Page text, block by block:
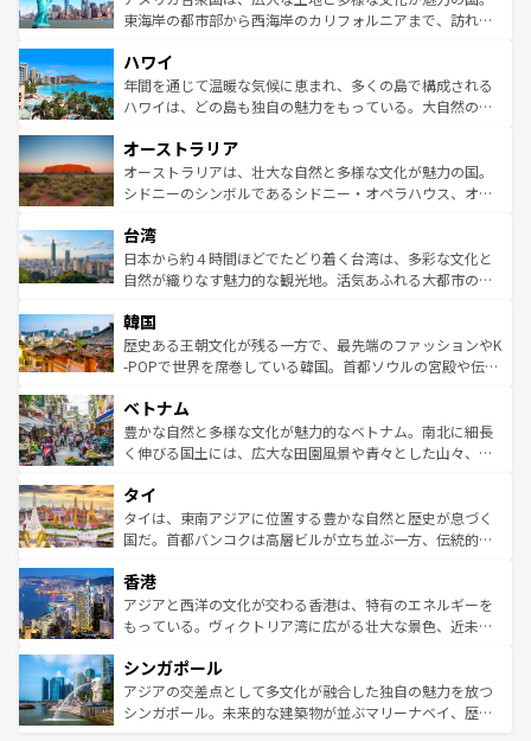
ことができる。国民の所得が高いため物価も高いが、旅行
ば市内交通費無料で観光を楽しむこともできる。 なお、新
着のスイス情報はコンテンツ一覧 を参照してほしい。
東海岸の都市部から西海岸のカリフォルニアまで、訪れる
のような巨大都市は、観光、ショッピング、エンターテイ
ンメントが詰まった刺激的なスポットだ。一方、アメリカ
西部には大自然が広がり、グランドキャニオンやイエロー
部のニューオーリンズでは、音楽と美食が融合した独特の
文化が魅力。旅行者はアメリカの各地域で異なる魅力を楽
しみながら、その多様性と豊かな歴史を感じることができ
ならではの贅沢な旅のスタイルだ。 なお、新着のアメリカ
情報はコンテンツ一覧を参照してほしい。
ハワイ
年間を通じて温暖な気候に恵まれ、多くの島で構成される
ハワイは、どの島も独自の魅力をもっている。大自然の神
ワイ島は見逃せない。また、定番の観光地といえばオアフ
島だが、静かな自然を求めるならマウイ島やカウアイ島が
おすすめ。エメラルドグリーンに輝く海をはじめ、豊かな
れるおもてなしの心で訪れる人々を迎えてくれるハワイの
人々、おいしいローカルフードやハワイアンミュージッ
ク、伝統的なフラダンスなど、すべてがハワイの魅力を彩
ワイを、存分に味わってほしい。 なお、新着のハワイ情報
はコンテンツ一覧を参照してほしい。
オーストラリア
オーストラリアは、壮大な自然と多様な文化が魅力の国。
シドニーのシンボルであるシドニー・オペラハウス、オー
リアリーフや大陸中央部にそびえるウルル（エアーズロッ
ク）、タスマニアの美しい原生林やケアンズの熱帯雨林な
ど、見どころがたくさん。また、カフェやワイン、オージ
いる。アクティビティも充実しており、サーフィンやダイ
ビング、ハイキングなど、アウトドア好きにはたまらな
い。オーストラリアの多彩な魅力を存分に味わいつくそ
参照してほしい。
台湾
日本から約４時間ほどでたどり着く台湾は、多彩な文化と
自然が織りなす魅力的な観光地。活気あふれる大都市の台
ン）、静ひつな山岳地帯である台湾東部など、都市の喧騒
と山間の静けさが共存しており、訪れる人に新しい発見と
驚きをもたらしてくれる。また、奥深い台湾の食文化も魅
容にもいいと評判のスイーツなど、バラエティ豊かな料理
が味わえる。 なお、新着の台湾情報は コンテンツ一覧を参
照してほしい。
韓国
歴史ある王朝文化が残る一方で、最先端のファッションやK
-POPで世界を席巻している韓国。首都ソウルの宮殿や伝統
き、地方に足を延ばせば四季折々の自然美を楽しむことが
できる。そして、キムチや焼肉、絶品のストリートフード
まで、さまざまな韓国料理が待っている。夜には、韓国な
リティに包まれながら、韓国の多彩な魅力を心ゆくまで味
わってみてほしい。 なお、新着の韓国情報はコンテンツ一
覧を参照してほしい。
ベトナム
豊かな自然と多様な文化が魅力的なベトナム。南北に細長
く伸びる国土には、広大な田園風景や青々とした山々、世
急速な発展と共に伝統が息づく。ハノイの古い町並みやホ
ーチミン市のフランス統治時代の建物も、独特の雰囲気を
醸し出している。また、バラエティの豊かさとおいしさで
とつ。フォーやバインミー、ベトナムコーヒーなどは、ぜ
ひ現地で味わいたい。どの地域を訪れてもあたたかい人々
が旅行者を迎えてくれるので、きっと忘れられない旅にな
参照してほしい。
タイ
タイは、東南アジアに位置する豊かな自然と歴史が息づく
国だ。首都バンコクは高層ビルが立ち並ぶ一方、伝統的な
の活気が交差している。北部ではチェンマイなどの山岳地
帯で自然と触れ合い、南部ではプーケットやクラビの美し
いビーチでリゾート気分を楽しむことができる。タイ料理
激する。気候は一年中温暖で、どの季節にも異なる楽しみ
が待っている。親しみやすいタイの人々、仏教を中心とし
た文化、そして多様な観光資源が、訪れる旅人を魅了し続
香港
アジアと西洋の文化が交わる香港は、特有のエネルギーを
もっている。ヴィクトリア湾に広がる壮大な景色、近未来
み、どこを訪れても感動するはず。観光スポットが密集し
ており、効率よく見どころを回れるのも魅力。息をのむよ
うな絶景から文化的な体験まで、香港を存分に楽しみ尽く
シンガポール
アジアの交差点として多文化が融合した独自の魅力を放つ
シンガポール。未来的な建築物が並ぶマリーナベイ、歴史